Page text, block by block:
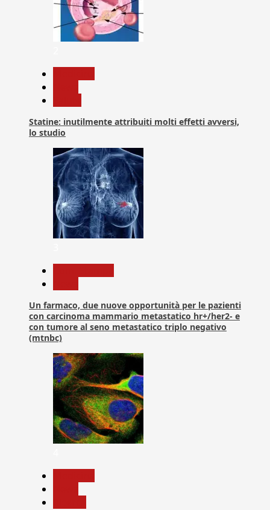
Statine: inutilmente attribuiti molti effetti avversi,
lo studio
Un farmaco, due nuove opportunità per le pazienti
con carcinoma mammario metastatico hr+/her2- e
con tumore al seno metastatico triplo negativo
(mtnbc)